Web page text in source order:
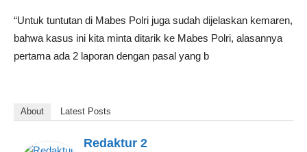
“Untuk tuntutan di Mabes Polri juga sudah dijelaskan kemaren,
bahwa kasus ini kita minta ditarik ke Mabes Polri, alasannya
pertama ada 2 laporan dengan pasal yang b
About Latest Posts
Redaktur 2